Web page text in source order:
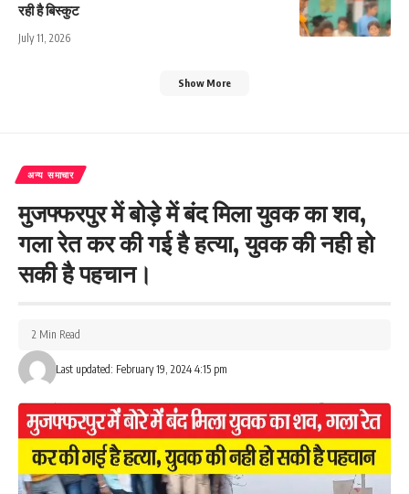
रही है बिस्कुट
July 11, 2026
Show More
अन्य समाचार
मुजफ्फरपुर में बोड़े में बंद मिला युवक का शव,
गला रेत कर की गई है हत्या, युवक की नही हो
सकी है पहचान।
Last updated: February 19, 2024 4:15 pm
2 Min Read